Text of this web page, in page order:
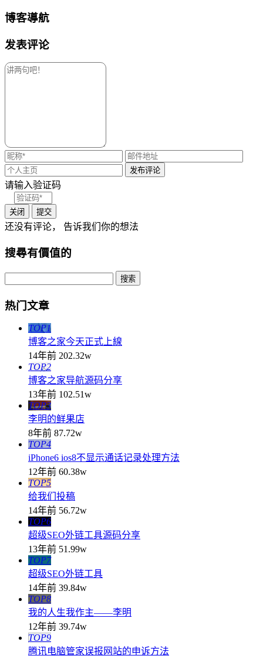
博客導航
发表评论
请输入验证码
关闭 提交
还没有评论， 告诉我们你的想法
搜尋有價值的
热门文章
TOP1
博客之家今天正式上線
14年前 202.32w
TOP2
博客之家导航源码分享
13年前 102.51w
TOP3
李明的鲜果店
8年前 87.72w
TOP4
iPhone6 ios8不显示通话记录处理方法
12年前 60.38w
TOP5
给我们投稿
14年前 56.72w
TOP6
超级SEO外链工具源码分享
13年前 51.99w
TOP7
超级SEO外链工具
14年前 39.84w
TOP8
我的人生我作主——李明
12年前 39.74w
TOP9
腾讯电脑管家误报网站的申诉方法